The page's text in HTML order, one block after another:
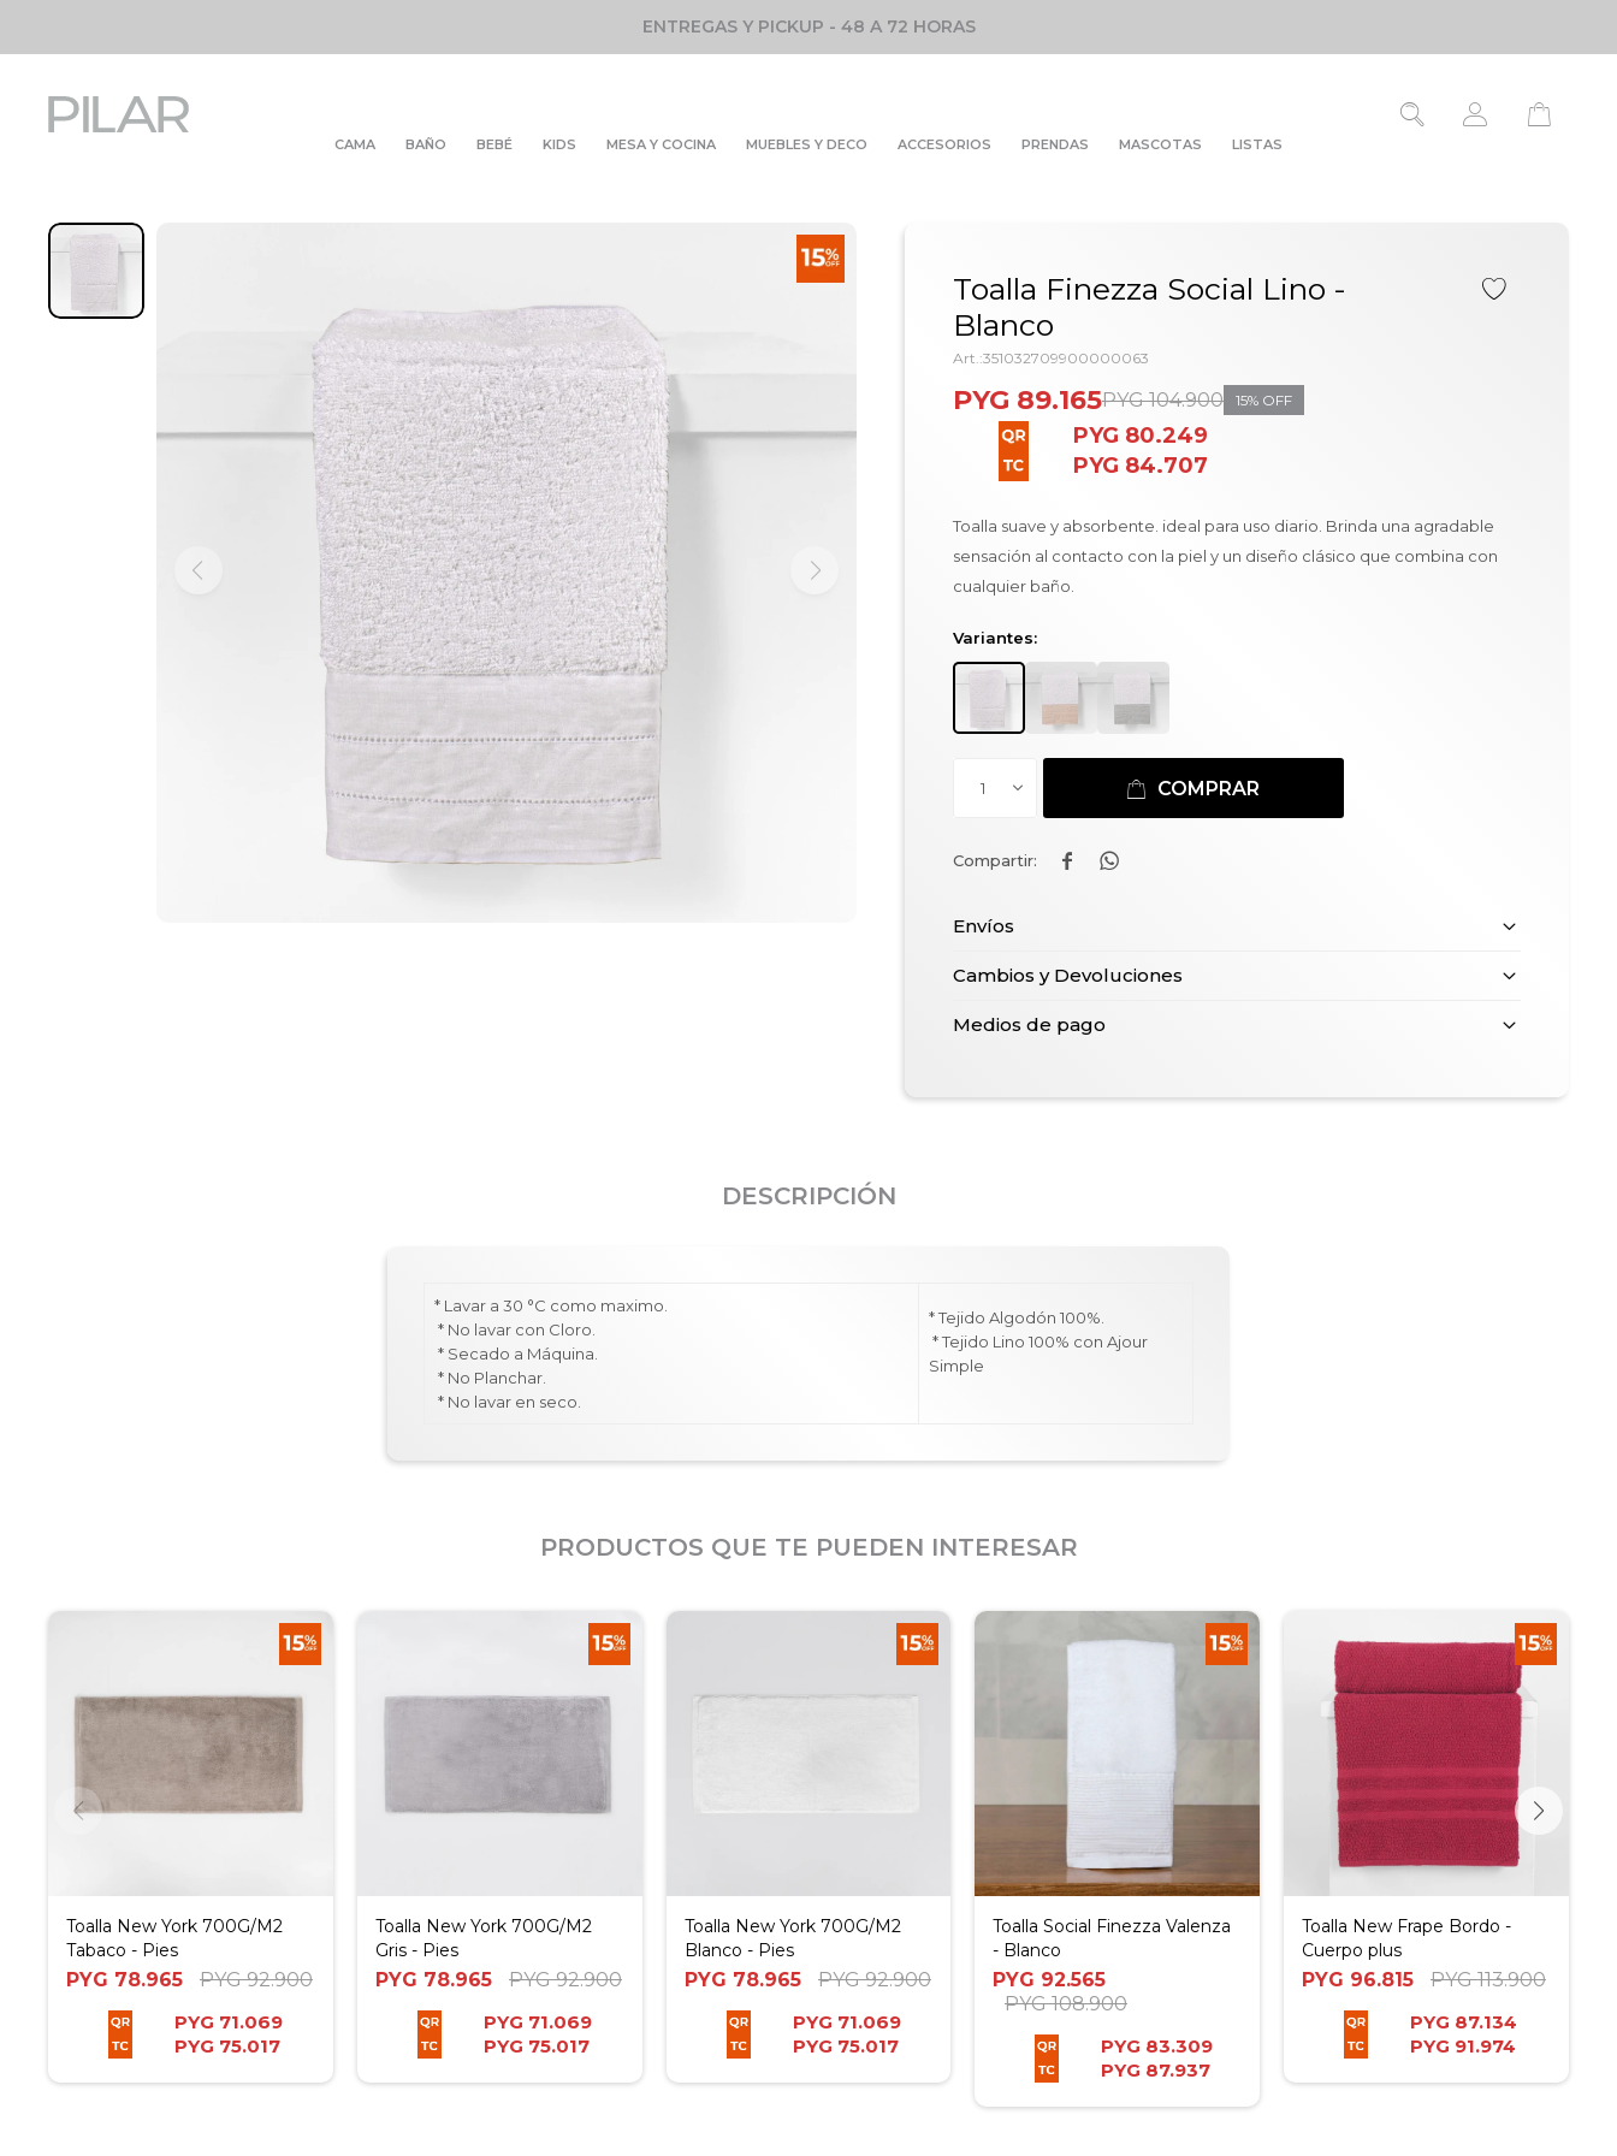
ENTREGAS Y PICKUP - 48 A 72 HORAS
CAMA BAÑO BEBÉ KIDS MESA Y COCINA MUEBLES Y DECO ACCESORIOS PRENDAS MASCOTAS LISTAS
Toalla Finezza Social Lino -
Blanco
351032709900000063
PYG 89.165PYG 104.900 15
PYG 80.249
PYG 84.707
Toalla suave y absorbente. ideal para uso diario. Brinda una agradable
sensación al contacto con la piel y un diseño clásico que combina con
cualquier baño.
Variantes:
1 COMPRAR
 
Envíos
Cambios y Devoluciones
Medios de pago
DESCRIPCIÓN
* Lavar a 30 °C como maximo.
* No lavar con Cloro.
* Secado a Máquina.
* No Planchar.
* No lavar en seco.
* Tejido Algodón 100%.
* Tejido Lino 100% con Ajour
Simple
PRODUCTOS QUE TE PUEDEN INTERESAR
Toalla New York 700G/M2
Tabaco - Pies
PYG 78.965 PYG 92.900
PYG 71.069
PYG 75.017
Toalla New York 700G/M2
Gris - Pies
PYG 78.965 PYG 92.900
PYG 71.069
PYG 75.017
Toalla New York 700G/M2
Blanco - Pies
PYG 78.965 PYG 92.900
PYG 71.069
PYG 75.017
Toalla Social Finezza Valenza
- Blanco
PYG 92.565
PYG 108.900
PYG 83.309
PYG 87.937
Toalla New Frape Bordo -
Cuerpo plus
PYG 96.815 PYG 113.900
PYG 87.134
PYG 91.974